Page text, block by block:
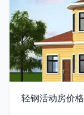
轻钢活动房价